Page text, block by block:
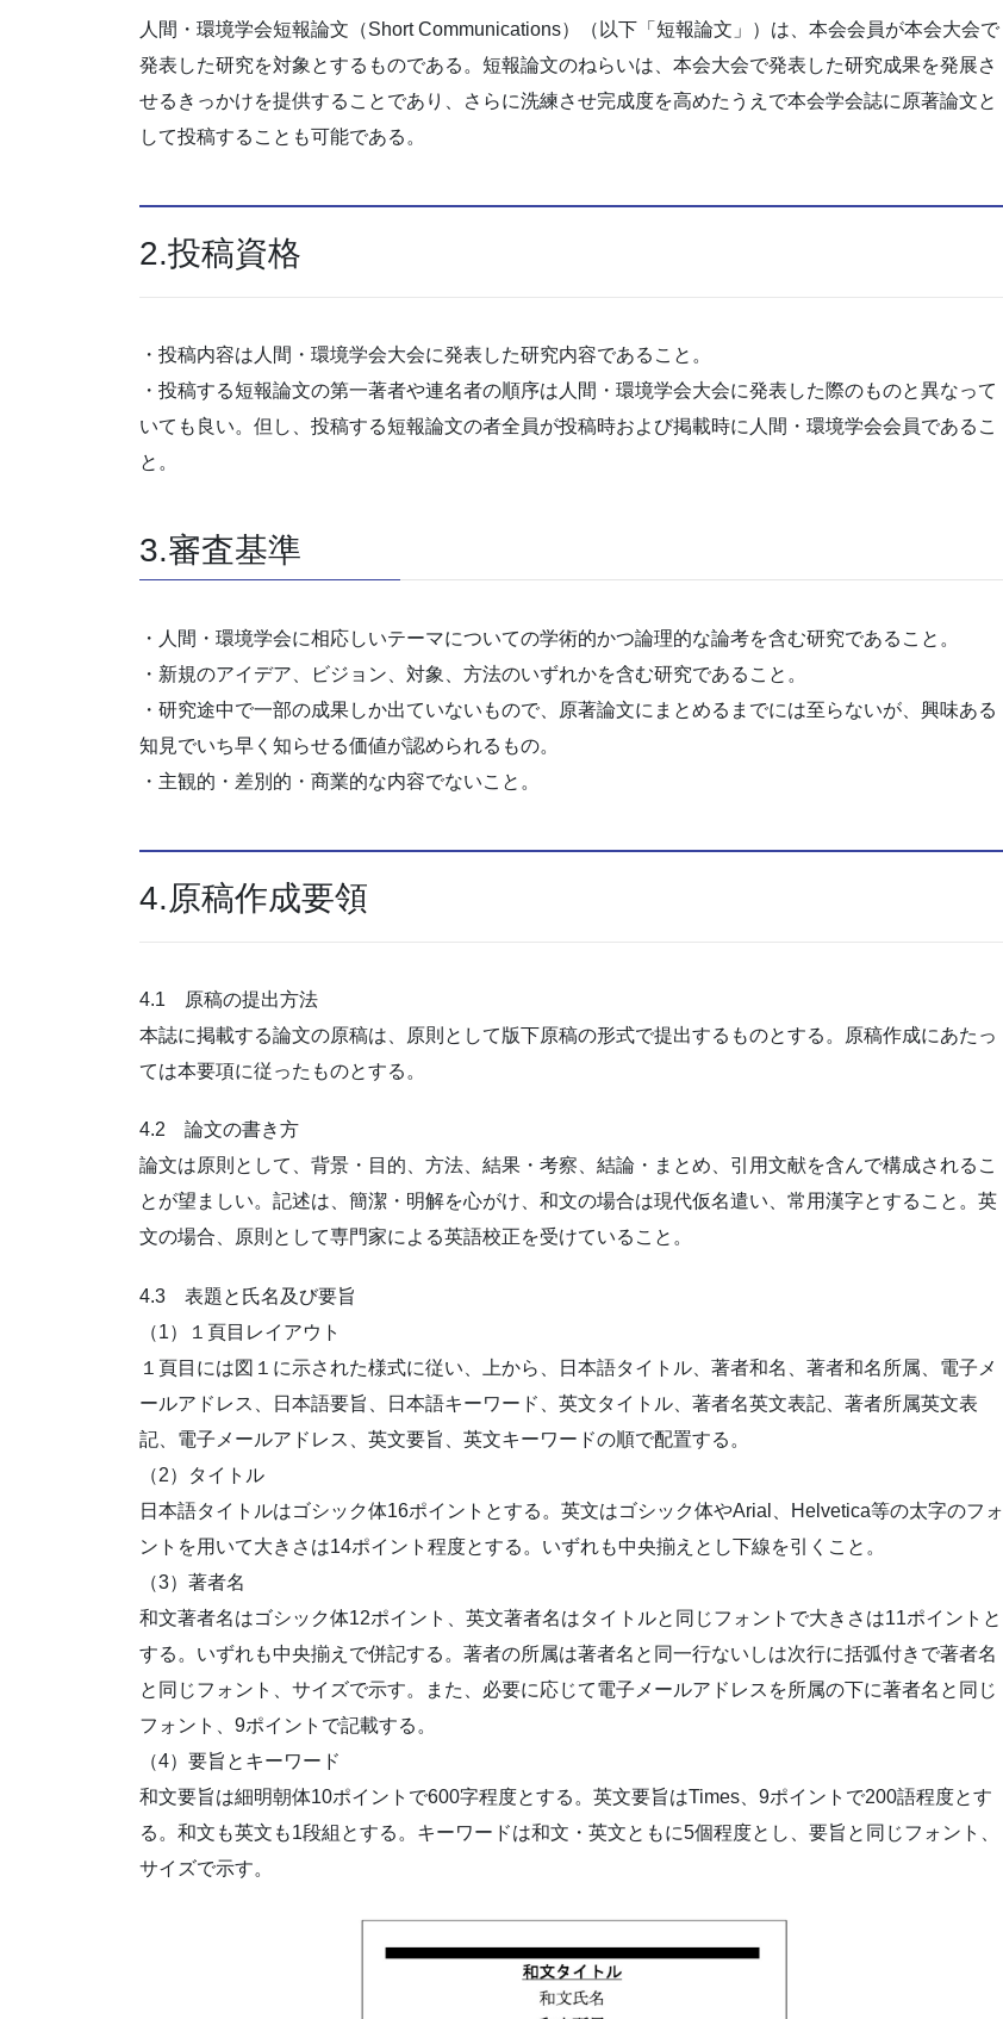
人間・環境学会短報論文（Short Communications）（以下「短報論文」）は、本会会員が本会大会で
発表した研究を対象とするものである。短報論文のねらいは、本会大会で発表した研究成果を発展さ
せるきっかけを提供することであり、さらに洗練させ完成度を高めたうえで本会学会誌に原著論文と
して投稿することも可能である。
2.投稿資格
・投稿内容は人間・環境学会大会に発表した研究内容であること。
・投稿する短報論文の第一著者や連名者の順序は人間・環境学会大会に発表した際のものと異なって
いても良い。但し、投稿する短報論文の者全員が投稿時および掲載時に人間・環境学会会員であるこ
と。
3.審査基準
・人間・環境学会に相応しいテーマについての学術的かつ論理的な論考を含む研究であること。
・新規のアイデア、ビジョン、対象、方法のいずれかを含む研究であること。
・研究途中で一部の成果しか出ていないもので、原著論文にまとめるまでには至らないが、興味ある
知見でいち早く知らせる価値が認められるもの。
・主観的・差別的・商業的な内容でないこと。
4.原稿作成要領
4.1 原稿の提出方法
本誌に掲載する論文の原稿は、原則として版下原稿の形式で提出するものとする。原稿作成にあたっ
ては本要項に従ったものとする。
4.2 論文の書き方
論文は原則として、背景・目的、方法、結果・考察、結論・まとめ、引用文献を含んで構成されるこ
とが望ましい。記述は、簡潔・明解を心がけ、和文の場合は現代仮名遣い、常用漢字とすること。英
文の場合、原則として専門家による英語校正を受けていること。
4.3 表題と氏名及び要旨
（1）１頁目レイアウト
１頁目には図１に示された様式に従い、上から、日本語タイトル、著者和名、著者和名所属、電子メ
ールアドレス、日本語要旨、日本語キーワード、英文タイトル、著者名英文表記、著者所属英文表
記、電子メールアドレス、英文要旨、英文キーワードの順で配置する。
（2）タイトル
日本語タイトルはゴシック体16ポイントとする。英文はゴシック体やArial、Helvetica等の太字のフォ
ントを用いて大きさは14ポイント程度とする。いずれも中央揃えとし下線を引くこと。
（3）著者名
和文著者名はゴシック体12ポイント、英文著者名はタイトルと同じフォントで大きさは11ポイントと
する。いずれも中央揃えで併記する。著者の所属は著者名と同一行ないしは次行に括弧付きで著者名
と同じフォント、サイズで示す。また、必要に応じて電子メールアドレスを所属の下に著者名と同じ
フォント、9ポイントで記載する。
（4）要旨とキーワード
和文要旨は細明朝体10ポイントで600字程度とする。英文要旨はTimes、9ポイントで200語程度とす
る。和文も英文も1段組とする。キーワードは和文・英文ともに5個程度とし、要旨と同じフォント、
サイズで示す。